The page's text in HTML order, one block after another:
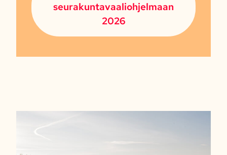
seurakuntavaaliohjelmaan
2026